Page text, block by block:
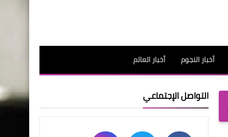
أخبار النجوم أخبار العالم
التواصل الإجتماعي